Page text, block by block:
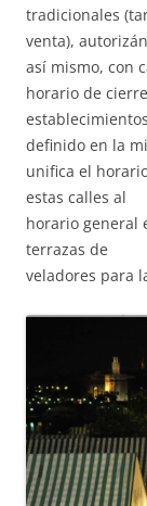
tradicionales
venta),
así mismo, con
horario de
definido en la
unifica el
estas calles al
horario general
terrazas de
veladores para